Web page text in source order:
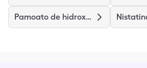
Pamoato de hidroxizina